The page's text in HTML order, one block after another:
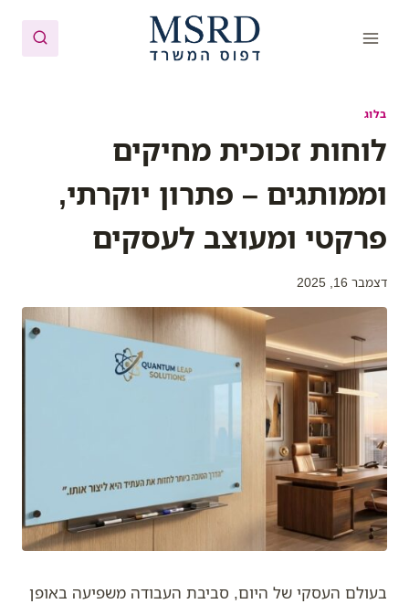
בלוג
לוחות זכוכית מחיקים
וממותגים – פתרון יוקרתי,
פרקטי ומעוצב לעסקים
דצמבר 16, 2025
בעולם העסקי של היום, סביבת העבודה משפיעה באופן